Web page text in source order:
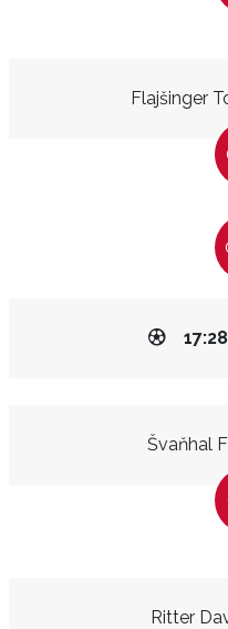
Flajšinger
17:28
Švaňhal
Ritter